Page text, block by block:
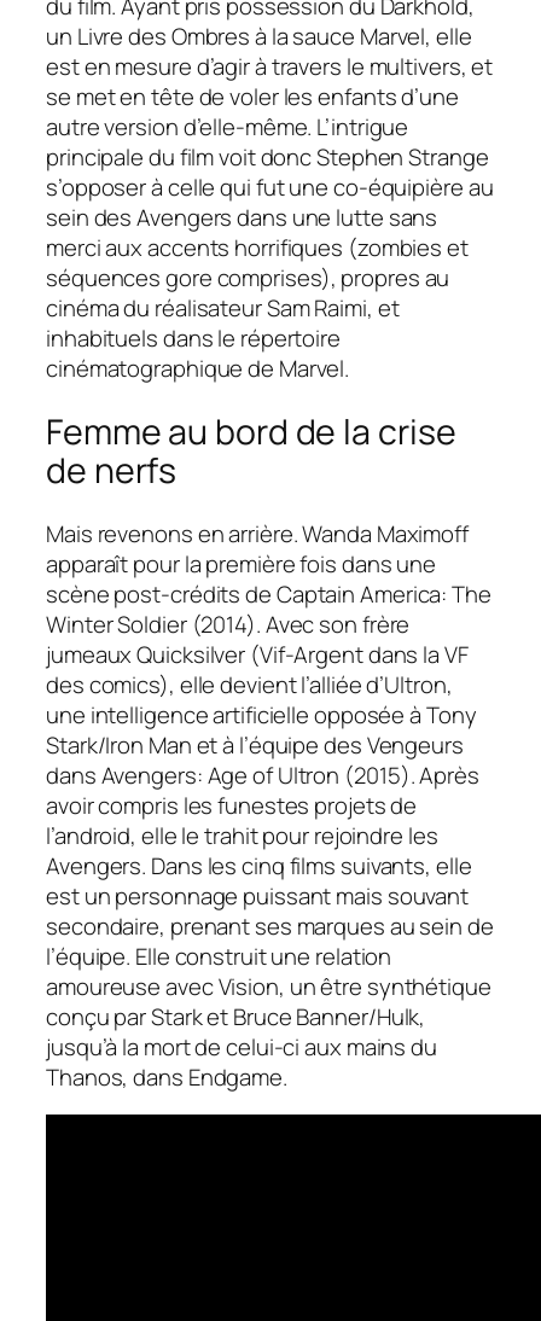
du film. Ayant pris possession du Darkhold,
un Livre des Ombres à la sauce Marvel, elle
est en mesure d’agir à travers le multivers, et
se met en tête de voler les enfants d’une
autre version d’elle-même. L’intrigue
principale du film voit donc Stephen Strange
s’opposer à celle qui fut une co-équipière au
sein des Avengers dans une lutte sans
merci aux accents horrifiques (zombies et
séquencesgorecomprises), propres au
cinéma du réalisateur Sam Raimi, et
inhabituels dans le répertoire
cinématographique de Marvel.
Femme au bord de la crise
de nerfs
Mais revenons en arrière. Wanda Maximoff
apparaît pour la première fois dans une
scène post-crédits deCaptain America: The
Winter Soldier(2014). Avec son frère
jumeaux Quicksilver (Vif-Argent dans la VF
des comics), elle devient l’alliée d’Ultron,
une intelligence artificielle opposée à Tony
Stark/Iron Man et à l’équipe des Vengeurs
dansAvengers: Age of Ultron (2015). Après
avoir compris les funestes projets de
l’android, elle le trahit pour rejoindre les
Avengers. Dans les cinq films suivants, elle
est un personnage puissant mais souvant
secondaire, prenant ses marques au sein de
l’équipe. Elle construit une relation
amoureuse avec Vision, un être synthétique
conçu par Stark et Bruce Banner/Hulk,
jusqu’à la mort de celui-ci aux mains du
Thanos, dans Endgame.